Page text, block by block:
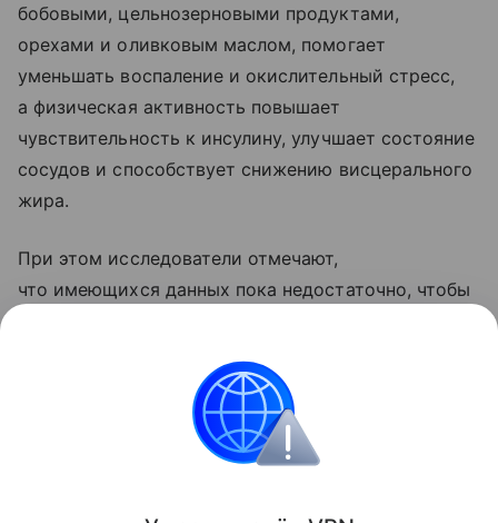
бобовыми, цельнозерновыми продуктами,
орехами и оливковым маслом, помогает
уменьшать воспаление и окислительный стресс,
а физическая активность повышает
чувствительность к инсулину, улучшает состояние
сосудов и способствует снижению висцерального
жира.
При этом исследователи отмечают,
что имеющихся данных пока недостаточно, чтобы
чем каждый из этих методов по отдельности.
Поделиться